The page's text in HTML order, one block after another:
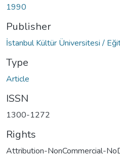
1990
Publisher
İstanbul Kültür Üniversitesi /
Type
Article
ISSN
1300-1272
Rights
Attribution-NonCommercial-